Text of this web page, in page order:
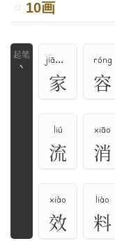
10画
丶
jiā、jia、jie
家
róng
容
liú
流
xiāo
消
xiào
效
liào
料